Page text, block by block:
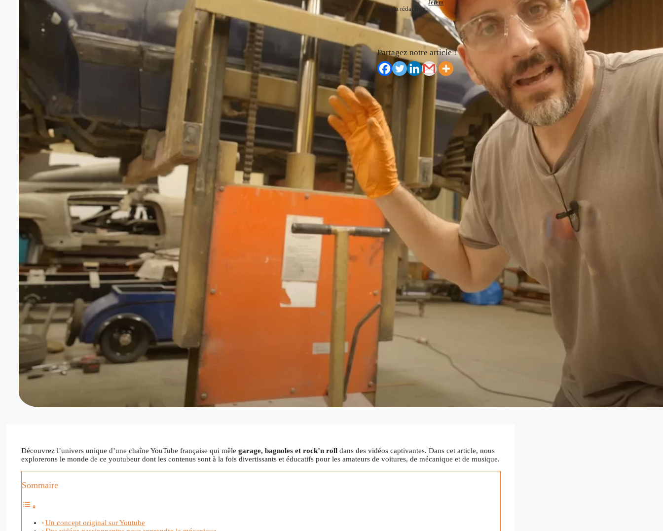
Nom du rédacteur :
Jerem
🏷️
Partagez notre article !
Découvrez l’univers unique d’une chaîne YouTube française qui mêle garage, bagnoles et rock’n roll dans des vidéos captivantes. Dans cet article, nous
explorerons le monde de ce youtubeur dont les contenus sont à la fois divertissants et éducatifs pour les amateurs de voitures, de mécanique et de musique.
Sommaire
Un concept original sur Youtube